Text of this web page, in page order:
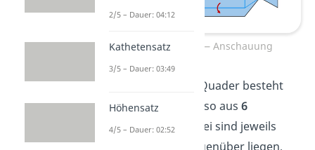
Quadernetz — Anschauung
Du siehst: Beim Quader besteht
die Oberfläche also aus 6
Rechtecken . Dabei sind jeweils
zwei, die sich gegenüber liegen,
2/5 – Dauer: 04:12
Kathetensatz
3/5 – Dauer: 03:49
Höhensatz
4/5 – Dauer: 02:52